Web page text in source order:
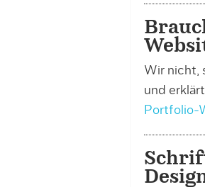
Wir nicht,
und
Portfolio-